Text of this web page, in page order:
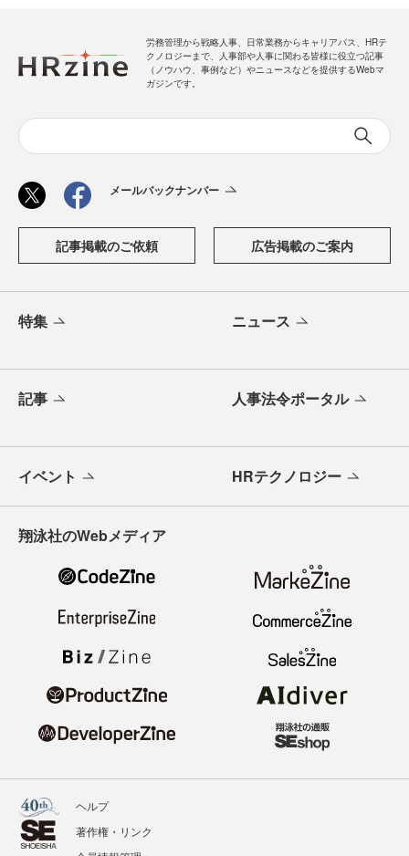
労務管理から戦略人事、日常業務からキャリアパス、HRテ
クノロジーまで、人事部や人事に関わる皆様に役立つ記事
（ノウハウ、事例など）やニュースなどを提供するWebマ
ガジンです。
メールバックナンバー
記事掲載のご依頼 広告掲載のご案内
特集 ニュース
記事 人事法令ポータル
イベント HRテクノロジー
翔泳社のWebメディア
ヘルプ
著作権・リンク